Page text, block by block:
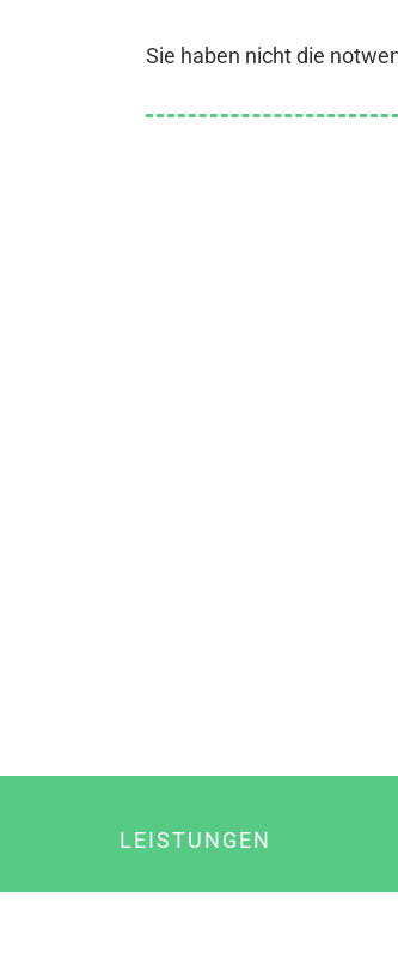
Sie haben nicht die
LEISTUNGEN